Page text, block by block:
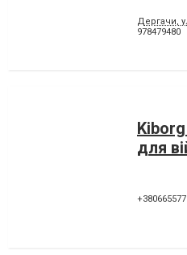
Дергачи,
978479480
для